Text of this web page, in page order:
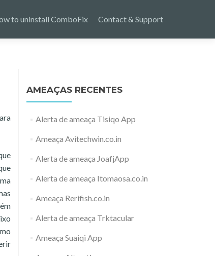
to uninstall ComboFix Contact & Support
AMEAÇAS RECENTES
Alerta de ameaça Tisiqo App
Ameaça Avitechwin.co.in
Alerta de ameaça JoafjApp
Alerta de ameaça Itomaosa.co.in
Ameaça Rerifish.co.in
Alerta de ameaça Trktacular
Ameaça Suaiqi App